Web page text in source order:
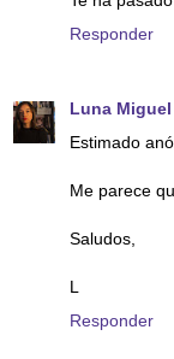
Responder
Luna Miguel
Estimado
Me parece
Saludos,
L
Responder